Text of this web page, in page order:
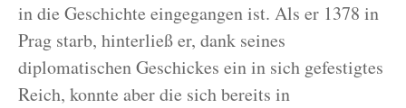
in die Geschichte eingegangen ist. Als er 1378 in
Prag starb, hinterließ er, dank seines
diplomatischen Geschickes ein in sich gefestigtes
Reich, konnte aber die sich bereits in